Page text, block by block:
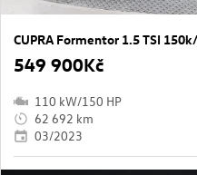
549 900Kč
110 kW/150 HP
62 692 km
03/2023